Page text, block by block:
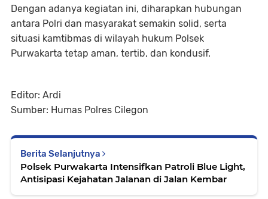
Dengan adanya kegiatan ini, diharapkan hubungan
antara Polri dan masyarakat semakin solid, serta
situasi kamtibmas di wilayah hukum Polsek
Purwakarta tetap aman, tertib, dan kondusif.
Editor: Ardi
Sumber: Humas Polres Cilegon
Berita Selanjutnya
Polsek Purwakarta Intensifkan Patroli Blue Light,
Antisipasi Kejahatan Jalanan di Jalan Kembar